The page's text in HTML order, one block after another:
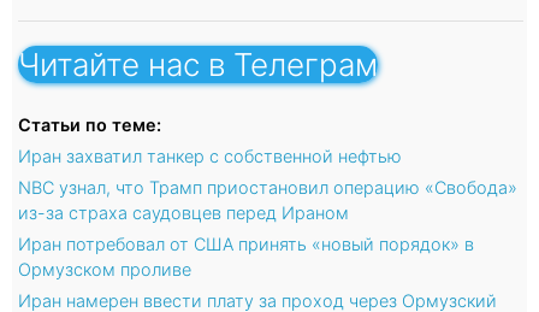
Читайте нас в Телеграм
Статьи по теме:
Иран захватил танкер с собственной нефтью
NBC узнал, что Трамп приостановил операцию «Свобода»
из-за страха саудовцев перед Ираном
Иран потребовал от США принять «новый порядок» в
Ормузском проливе
Иран намерен ввести плату за проход через Ормузский